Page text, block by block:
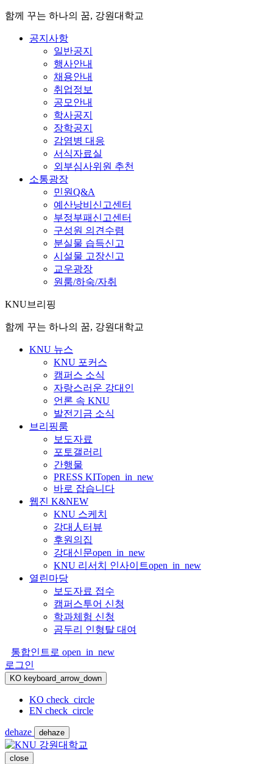
함께 꾸는 하나의 꿈, 강원대학교
공지사항
일반공지
행사안내
채용안내
취업정보
공모안내
학사공지
장학공지
감염병 대응
서식자료실
외부심사위원 추천
소통광장
민원Q&A
예산낭비신고센터
부정부패신고센터
구성원 의견수렴
분실물 습득신고
시설물 고장신고
교우광장
원룸/하숙/자취
KNU브리핑
함께 꾸는 하나의 꿈, 강원대학교
KNU 뉴스
KNU 포커스
캠퍼스 소식
자랑스러운 강대인
언론 속 KNU
발전기금 소식
브리핑룸
보도자료
포토갤러리
간행물
PRESS KITopen_in_new
바로 잡습니다
웹진 K&NEW
KNU 스케치
강대人터뷰
후원의집
강대신문open_in_new
KNU 리서치 인사이트open_in_new
열린마당
보도자료 접수
캠퍼스투어 신청
학과체험 신청
곰두리 인형탈 대여
통합인트로 open_in_new
로그인
KO keyboard_arrow_down
KO check_circle
EN check_circle
dehaze dehaze
close